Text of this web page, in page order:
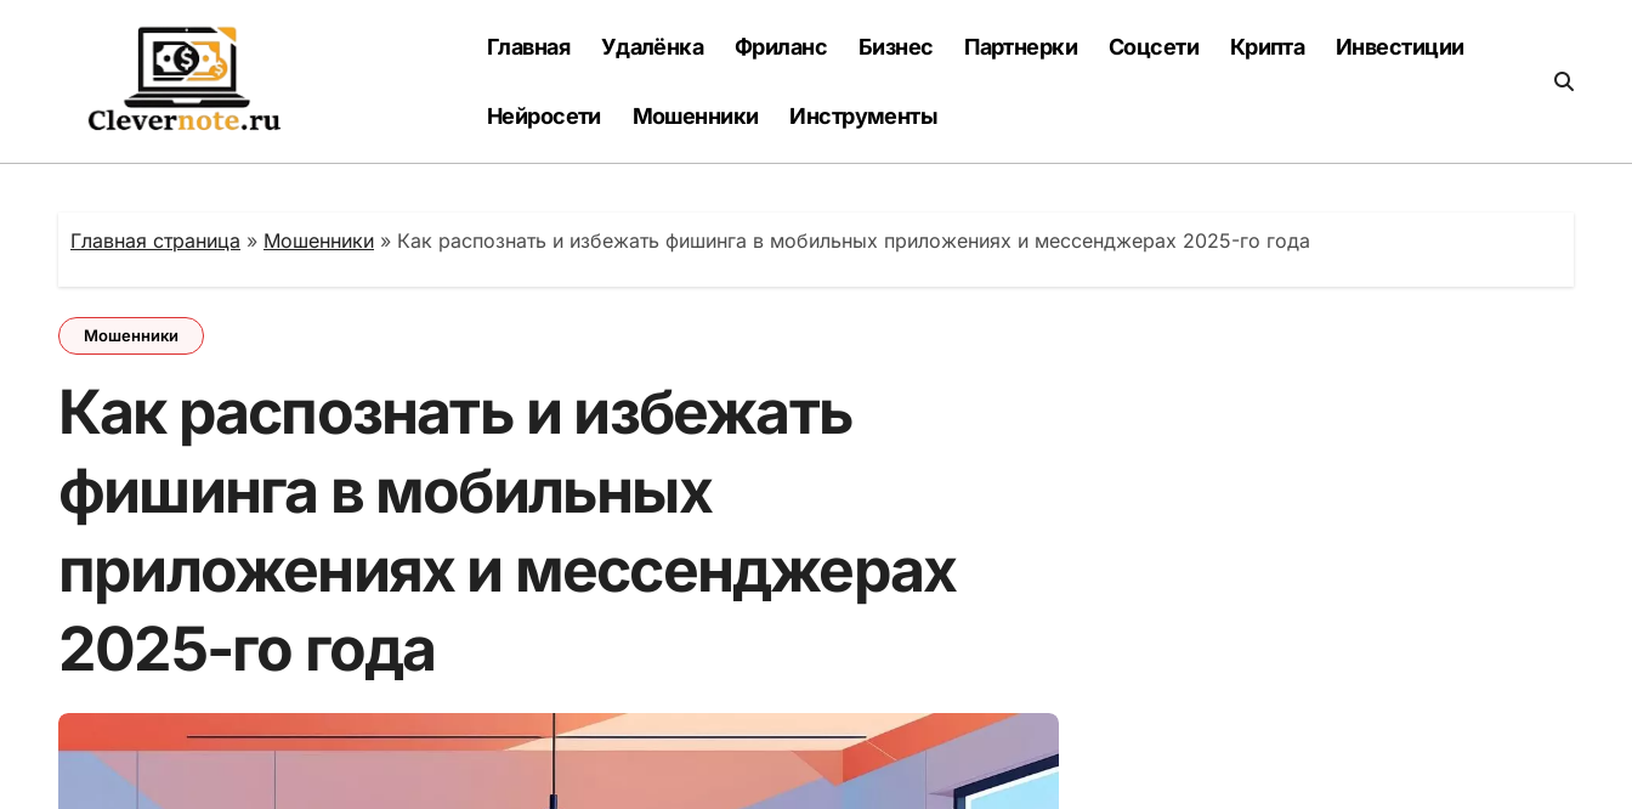
Главная Удалёнка Фриланс Бизнес Партнерки Соцсети Крипта Инвестиции
Нейросети Мошенники Инструменты
Главная страница » Мошенники » Как распознать и избежать фишинга в мобильных приложениях и мессенджерах 2025-го года
Мошенники
Как распознать и избежать
фишинга в мобильных
приложениях и мессенджерах
2025-го года